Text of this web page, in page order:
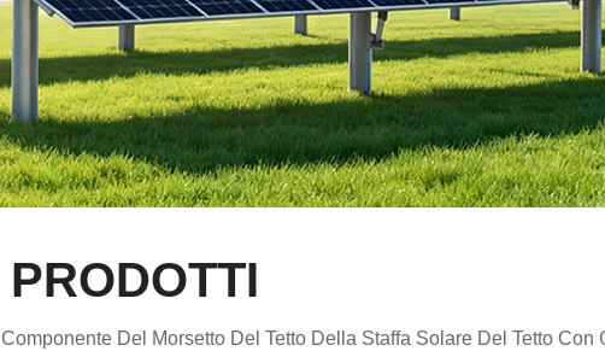
PRODOTTI
Componente Del Morsetto Del Tetto Della Staffa Solare Del Tetto Con